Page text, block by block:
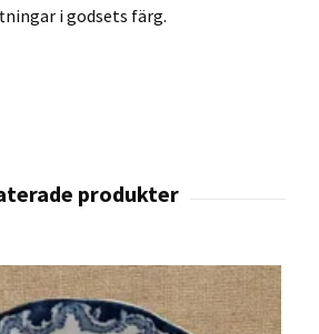
i godsets färg.